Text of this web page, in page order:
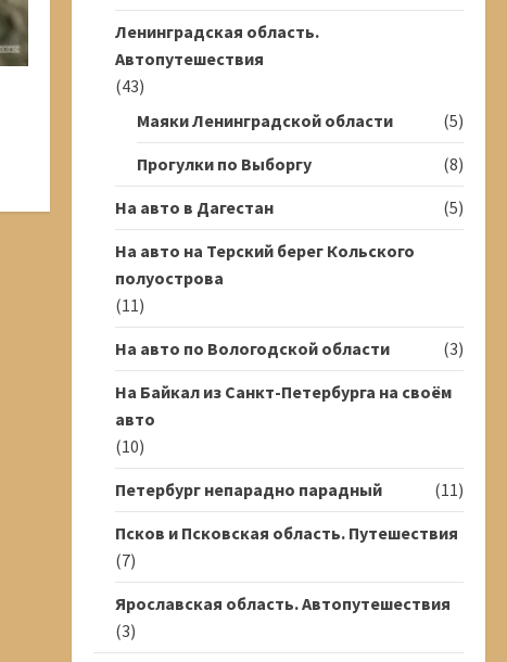
Ленинградская область.
Автопутешествия
(43)
Маяки Ленинградской области
(5)
Прогулки по Выборгу
(8)
На авто в Дагестан
(5)
На авто на Терский берег Кольского
полуострова
(11)
На авто по Вологодской области
(3)
На Байкал из Санкт-Петербурга на своём
авто
(10)
Петербург непарадно парадный
(11)
Псков и Псковская область. Путешествия
(7)
Ярославская область. Автопутешествия
(3)